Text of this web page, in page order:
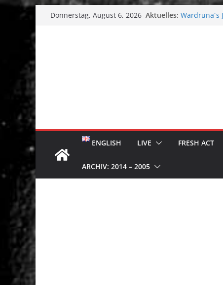
Zum
springen
Donnerstag, August 6, 2026 Aktuelles: Wardruna´s
ENGLISH LIVE FRESH ACT
ARCHIV: 2014 – 2005